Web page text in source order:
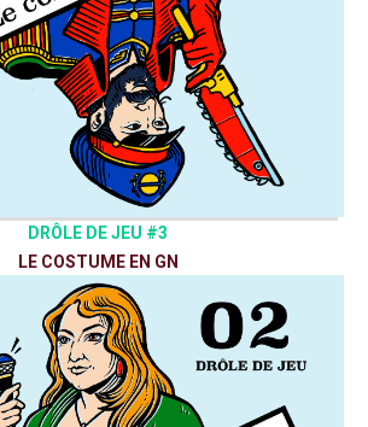
DRÔLE DE JEU #3
LE COSTUME EN GN